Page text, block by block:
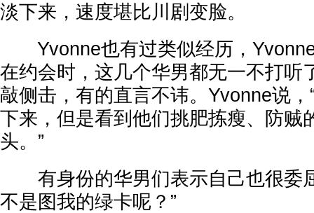
淡下来，速度堪比川剧变脸。
Yvonne也有过类似经历，
在约会时，这几个华男都无一不打听
敲侧击，有的直言不讳。Yvonne说
下来，但是看到他们挑肥拣瘦、防贼
头。”
有身份的华男们表示自己也很委
不是图我的绿卡呢？”